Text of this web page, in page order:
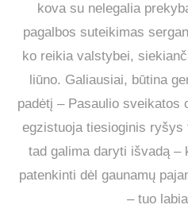
kova su nelegalia
pagalbos suteikimas
ko reikia valstybei,
liūno. Galiausiai, būtina
padėtį – Pasaulio sveikatos
egzistuoja tiesioginis ryšys
tad galima daryti išvadą –
patenkinti dėl gaunamų
– tuo